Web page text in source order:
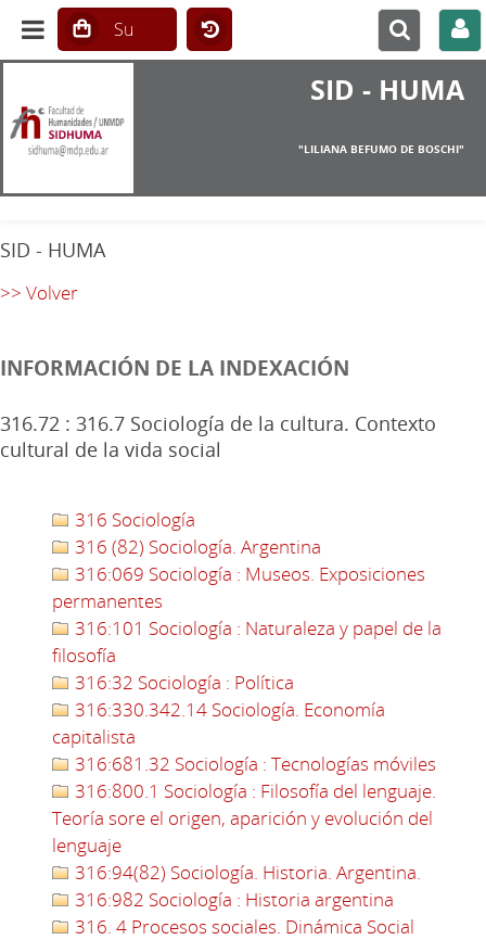
SID - HUMA
"LILIANA BEFUMO DE BOSCHI"
SID - HUMA
>> Volver
INFORMACIÓN DE LA INDEXACIÓN
316.72 : 316.7 Sociología de la cultura. Contexto
cultural de la vida social
316 Sociología
316 (82) Sociología. Argentina
316:069 Sociología : Museos. Exposiciones
permanentes
316:101 Sociología : Naturaleza y papel de la
filosofía
316:32 Sociología : Política
316:330.342.14 Sociología. Economía
capitalista
316:681.32 Sociología : Tecnologías móviles
316:800.1 Sociología : Filosofía del lenguaje.
Teoría sore el origen, aparición y evolución del
lenguaje
316:94(82) Sociología. Historia. Argentina.
316:982 Sociología : Historia argentina
316. 4 Procesos sociales. Dinámica Social